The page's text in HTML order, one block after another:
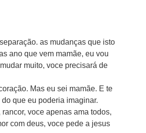
as mudanças que isto
ano que vem mamãe, eu vou
muito, voce precisará de
Mas eu sei mamãe. E te
que eu poderia imaginar.
voce apenas ama todos,
com deus, voce pede a jesus